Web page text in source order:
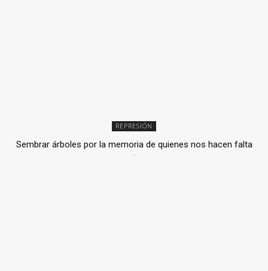
REPRESIÓN
Sembrar árboles por la memoria de quienes nos hacen falta